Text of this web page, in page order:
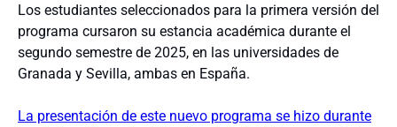
Los estudiantes seleccionados para la primera versión del
programa cursaron su estancia académica durante el
segundo semestre de 2025, en las universidades de
Granada y Sevilla, ambas en España.
La presentación de este nuevo programa se hizo durante